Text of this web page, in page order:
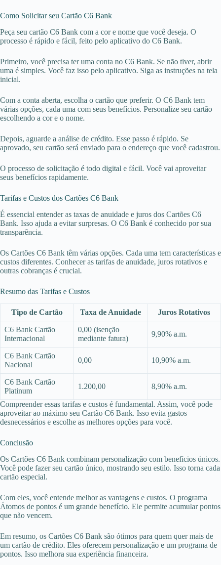
Como Solicitar seu Cartão C6 Bank
Peça seu cartão C6 Bank com a cor e nome que você deseja. O
processo é rápido e fácil, feito pelo aplicativo do C6 Bank.
Primeiro, você precisa ter uma conta no C6 Bank. Se não tiver, abrir
uma é simples. Você faz isso pelo aplicativo. Siga as instruções na tela
inicial.
Com a conta aberta, escolha o cartão que preferir. O C6 Bank tem
várias opções, cada uma com seus benefícios. Personalize seu cartão
escolhendo a cor e o nome.
Depois, aguarde a análise de crédito. Esse passo é rápido. Se
aprovado, seu cartão será enviado para o endereço que você cadastrou.
O processo de solicitação é todo digital e fácil. Você vai aproveitar
seus benefícios rapidamente.
Tarifas e Custos dos Cartões C6 Bank
É essencial entender as taxas de anuidade e juros dos Cartões C6
Bank. Isso ajuda a evitar surpresas. O C6 Bank é conhecido por sua
transparência.
Os Cartões C6 Bank têm várias opções. Cada uma tem características e
custos diferentes. Conhecer as tarifas de anuidade, juros rotativos e
outras cobranças é crucial.
Resumo das Tarifas e Custos
Tipo de Cartão Taxa de Anuidade Juros Rotativos
C6 Bank Cartão
Internacional
0,00 (isenção
mediante fatura)
9,90% a.m.
C6 Bank Cartão
Nacional
0,00 10,90% a.m.
C6 Bank Cartão
Platinum
1.200,00 8,90% a.m.
Compreender essas tarifas e custos é fundamental. Assim, você pode
aproveitar ao máximo seu Cartão C6 Bank. Isso evita gastos
desnecessários e escolhe as melhores opções para você.
Conclusão
Os Cartões C6 Bank combinam personalização com benefícios únicos.
Você pode fazer seu cartão único, mostrando seu estilo. Isso torna cada
cartão especial.
Com eles, você entende melhor as vantagens e custos. O programa
Átomos de pontos é um grande benefício. Ele permite acumular pontos
que não vencem.
Em resumo, os Cartões C6 Bank são ótimos para quem quer mais de
um cartão de crédito. Eles oferecem personalização e um programa de
pontos. Isso melhora sua experiência financeira.